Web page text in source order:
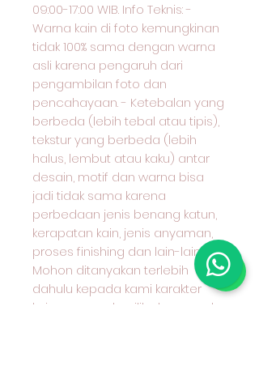
09:00-17:00 WIB. Info Teknis: -
Warna kain di foto kemungkinan
tidak 100% sama dengan warna
asli karena pengaruh dari
pengambilan foto dan
pencahayaan. - Ketebalan yang
berbeda (lebih tebal atau tipis),
tekstur yang berbeda (lebih
halus, lembut atau kaku) antar
desain, motif dan warna bisa
jadi tidak sama karena
perbedaan jenis benang katun,
kerapatan kain, jenis anyaman,
proses finishing dan lain-lain.
Mohon ditanyakan terlebih
dahulu kepada kami karakter
kain yang anda pilih dan cocok